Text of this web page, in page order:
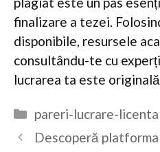
finalizare a tezei.
disponibile, resursele
consultându-te cu
lucrarea ta este
Categorii
pareri-lucrare-licenta
Descoperă